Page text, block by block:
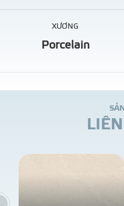
XƯƠNG
Porcelain
SẢ
LIÊN